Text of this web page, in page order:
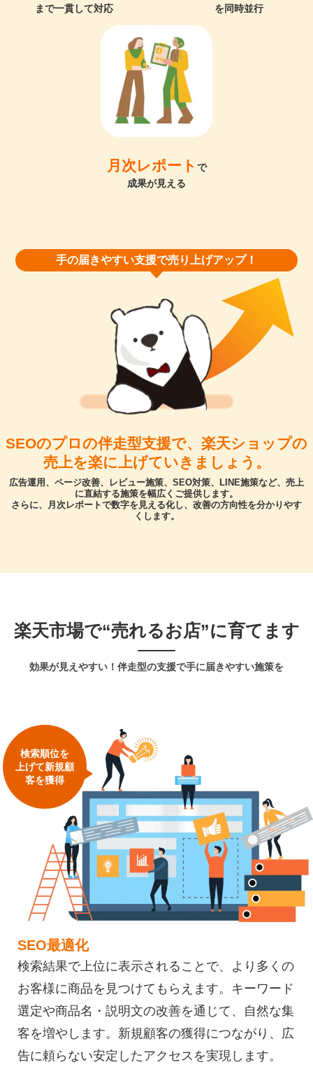
まで一貫して対応 を同時並行
月次レポート で
成果が見える
手の届きやすい支援で売り上げアップ！
SEOのプロの伴走型支援で、楽天ショップの
売上を楽に上げていきましょう。
広告運用、ページ改善、レビュー施策、SEO対策、LINE施策など、売上
に直結する施策を幅広くご提供します。
さらに、月次レポートで数字を見える化し、改善の方向性を分かりやす
くします。
楽天市場で“売れるお店”に育てます
効果が見えやすい！伴走型の支援で手に届きやすい施策を
SEO最適化
検索結果で上位に表示されることで、より多くの
お客様に商品を見つけてもらえます。キーワード
選定や商品名・説明文の改善を通じて、自然な集
客を増やします。新規顧客の獲得につながり、広
告に頼らない安定したアクセスを実現します。
検索順位を
上げて新規顧
客を獲得